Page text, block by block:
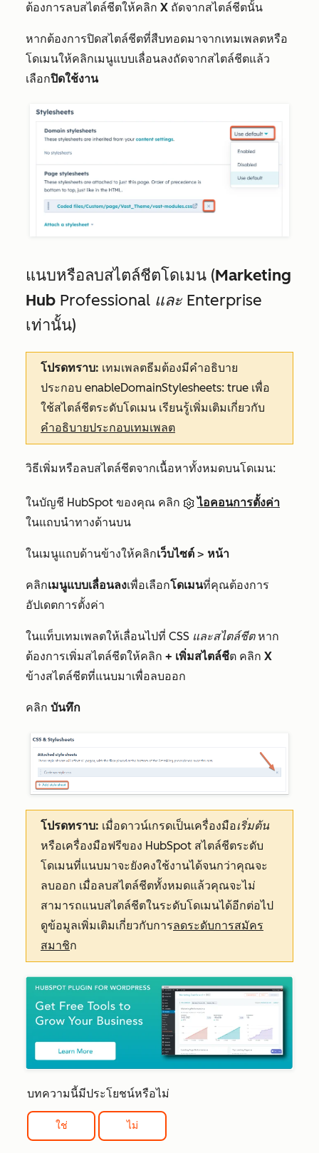
ต้องการลบสไตล์ชีตให้คลิก X ถัดจากสไตล์ชีตนั้น
หากต้องการปิดสไตล์ชีตที่สืบทอดมาจากเทมเพลตหรือ
โดเมนให้คลิกเมนูแบบเลื่อนลงถัดจากสไตล์ชีตแล้ว
เลือกปิดใช้งาน
แนบหรือลบสไตล์ชีตโดเมน (Marketing
Hub Professional และ Enterprise
เท่านั้น)
โปรดทราบ: เทมเพลตธีมต้องมีคำอธิบาย
ประกอบ enableDomainStylesheets: true เพื่อ
ใช้สไตล์ชีตระดับโดเมน เรียนรู้เพิ่มเติมเกี่ยวกับ
คำอธิบายประกอบเทมเพลต
วิธีเพิ่มหรือลบสไตล์ชีตจากเนื้อหาทั้งหมดบนโดเมน:
ในบัญชี HubSpot ของคุณ คลิก
ไอคอนการตั้งค่า
ในแถบนำทางด้านบน
ในเมนูแถบด้านข้างให้คลิกเว็บไซต์ > หน้า
คลิกเมนูแบบเลื่อนลงเพื่อเลือกโดเมนที่คุณต้องการ
อัปเดตการตั้งค่า
ในแท็บเทมเพลตให้เลื่อนไปที่ CSS และสไตล์ชีตหาก
ต้องการเพิ่มสไตล์ชีตให้คลิก + เพิ่มสไตล์ชีต คลิก X
ข้างสไตล์ชีตที่แนบมาเพื่อลบออก
คลิก บันทึก
โปรดทราบ: เมื่อดาวน์เกรดเป็นเครื่องมือเริ่มต้น
หรือเครื่องมือฟรีของ HubSpot สไตล์ชีตระดับ
โดเมนที่แนบมาจะยังคงใช้งานได้จนกว่าคุณจะ
ลบออก เมื่อลบสไตล์ชีตทั้งหมดแล้วคุณจะไม่
สามารถแนบสไตล์ชีตในระดับโดเมนได้อีกต่อไป
ดูข้อมูลเพิ่มเติมเกี่ยวกับการลดระดับการสมัคร
สมาชิก
บทความนี้มีประโยชน์หรือไม่
ใช่ ไม่